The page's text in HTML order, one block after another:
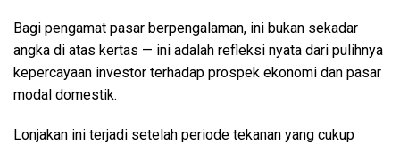
Bagi pengamat pasar berpengalaman, ini bukan sekadar
angka di atas kertas — ini adalah refleksi nyata dari pulihnya
kepercayaan investor terhadap prospek ekonomi dan pasar
modal domestik.
Lonjakan ini terjadi setelah periode tekanan yang cukup